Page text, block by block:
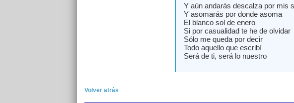
Y aún andarás descalza por mis
Y asomarás por donde asoma
El blanco sol de enero
Si por casualidad te he de olvidar
Sólo me queda por decir
Todo aquello que escribí
Será de ti, será lo nuestro
Volver atrás